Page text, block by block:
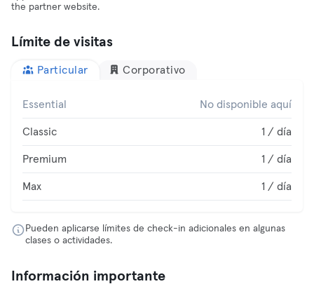
the partner website.
Límite de visitas
Particular Corporativo
Essential No disponible aquí
Classic 1 / día
Premium 1 / día
Max 1 / día
Pueden aplicarse límites de check-in adicionales en algunas
clases o actividades.
Información importante